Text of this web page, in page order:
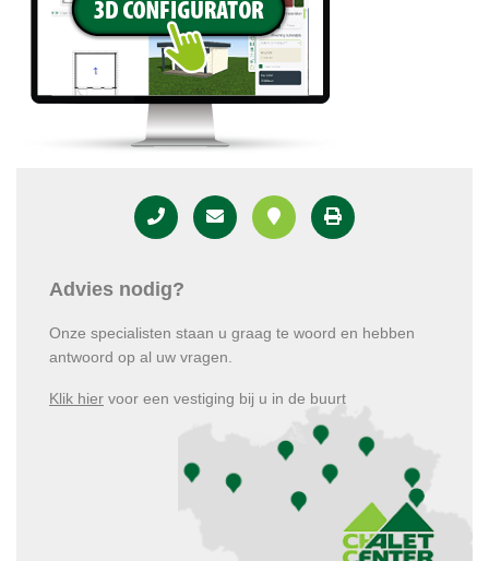
Advies nodig?
Onze specialisten staan u graag te woord en hebben
antwoord op al uw vragen.
Klik hier voor een vestiging bij u in de buurt